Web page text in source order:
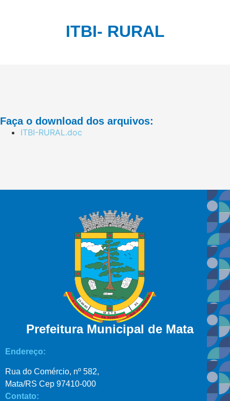
ITBI- RURAL
Faça o download dos arquivos:
ITBI-RURAL.doc
Prefeitura Municipal de Mata
Endereço:
Rua do Comércio, nº 582,
Mata/RS Cep 97410-000
Contato: